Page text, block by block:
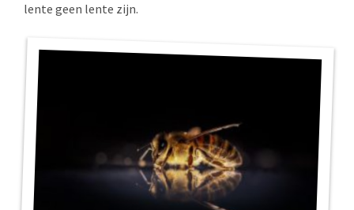
lente geen lente zijn.